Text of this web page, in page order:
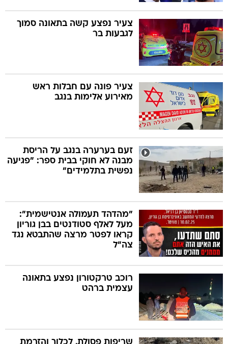
צעיר נפצע קשה בתאונה סמוך
לגבעות בר
צעיר פונה עם חבלות ראש
מאירוע אלימות בנגב
זעם בערערה בנגב על הריסת
מבנה לא חוקי בבית ספר: "פגיעה
נפשית בתלמידים"
"מהדהד תעמולה אנטישמית":
מעל לאלף סטודנטים בבן גוריון
קראו לפטר מרצה שהתבטא נגד
צה"ל
רוכב טרקטורון נפצע בתאונה
עצמית ברהט
שריפות פסולת, לכלוך והזרמת